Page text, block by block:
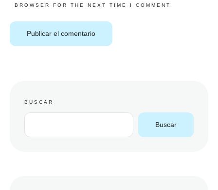
BROWSER FOR THE NEXT TIME I COMMENT.
BUSCAR
Buscar